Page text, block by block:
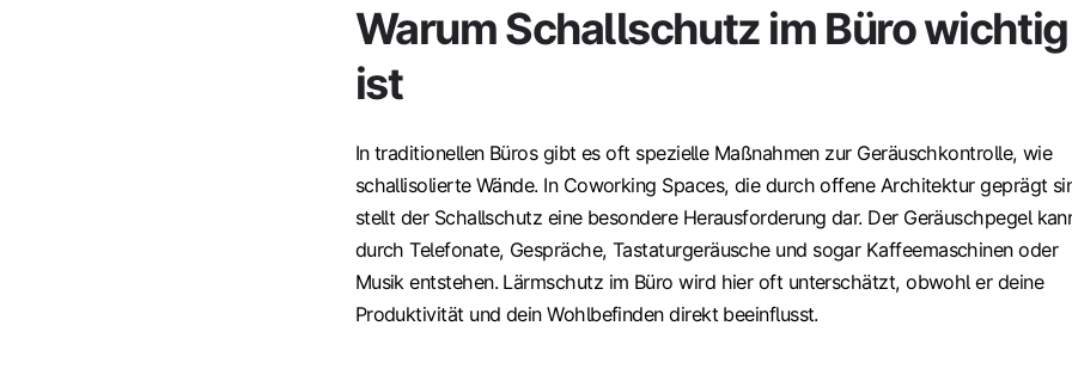
Warum Schallschutz im Büro wichtig
ist
In traditionellen Büros gibt es oft spezielle Maßnahmen zur Geräuschkontrolle, wie
schallisolierte Wände. In Coworking Spaces, die durch offene Architektur geprägt
stellt der Schallschutz eine besondere Herausforderung dar. Der Geräuschpegel
durch Telefonate, Gespräche, Tastaturgeräusche und sogar Kaffeemaschinen oder
Musik entstehen. Lärmschutz im Büro wird hier oft unterschätzt, obwohl er deine
Produktivität und dein Wohlbefinden direkt beeinflusst.